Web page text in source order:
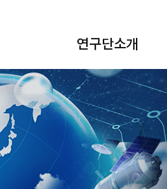
연구단소개